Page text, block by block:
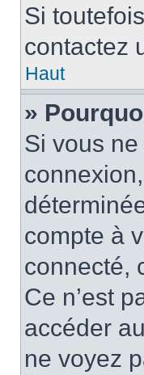
Si
contactez
Haut
»
Si vous
compte à
connecté,
Ce n’est
accéder
ne voyez